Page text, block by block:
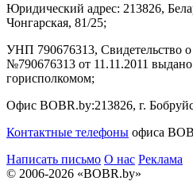
Юридический адрес: 213826,
Чонгарская, 81/25;
УНП 790676313, Свидетельство о
№790676313 от 11.11.2011
горисполкомом;
Офис BOBR.by:213826, г.
Контактные телефоны офиса
Написать письмо О нас Реклама
© 2006-2026 «BOBR.by»